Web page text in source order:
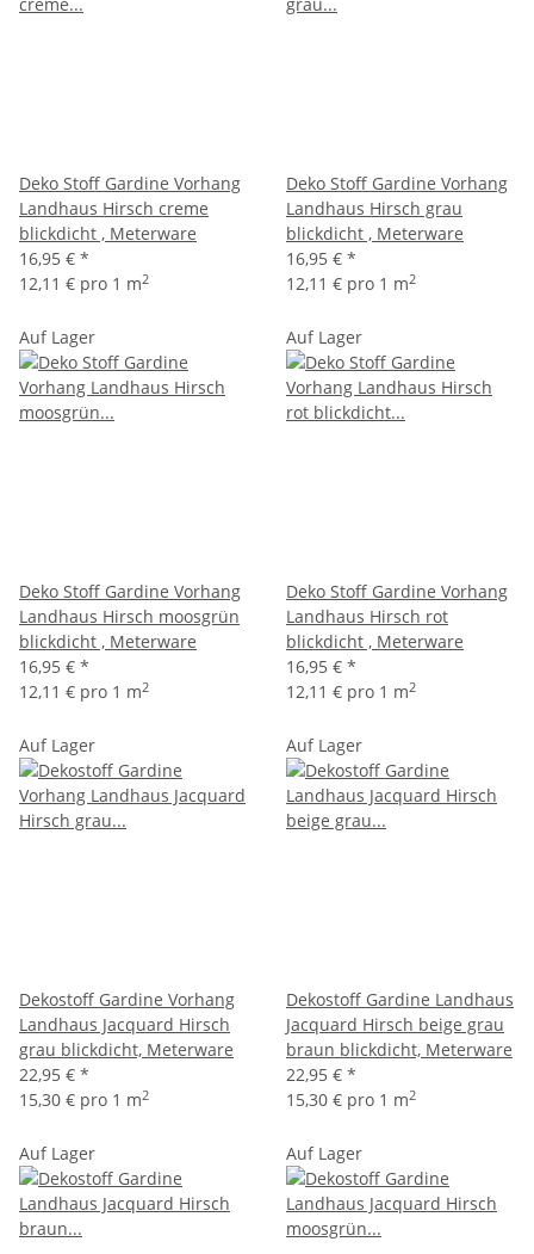
Deko Stoff Gardine Vorhang
Landhaus Hirsch creme
blickdicht , Meterware
16,95 € *
12,11 € pro 1 m2
Deko Stoff Gardine Vorhang
Landhaus Hirsch grau
blickdicht , Meterware
16,95 € *
12,11 € pro 1 m2
Auf Lager
Deko Stoff Gardine Vorhang
Landhaus Hirsch moosgrün
blickdicht , Meterware
16,95 € *
12,11 € pro 1 m2
Auf Lager
Deko Stoff Gardine Vorhang
Landhaus Hirsch rot
blickdicht , Meterware
16,95 € *
12,11 € pro 1 m2
Auf Lager
Dekostoff Gardine Vorhang
Landhaus Jacquard Hirsch
grau blickdicht, Meterware
22,95 € *
15,30 € pro 1 m2
Auf Lager
Dekostoff Gardine Landhaus
Jacquard Hirsch beige grau
braun blickdicht, Meterware
22,95 € *
15,30 € pro 1 m2
Auf Lager Auf Lager